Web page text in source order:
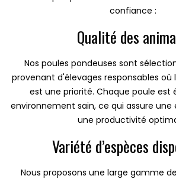
confiance :
Qualité des
Nos poules pondeuses sont
provenant d'élevages responsables
est une priorité. Chaque poule est
environnement sain, ce qui assure
une productivité
Variété d’espèces
Nous proposons une large gamme